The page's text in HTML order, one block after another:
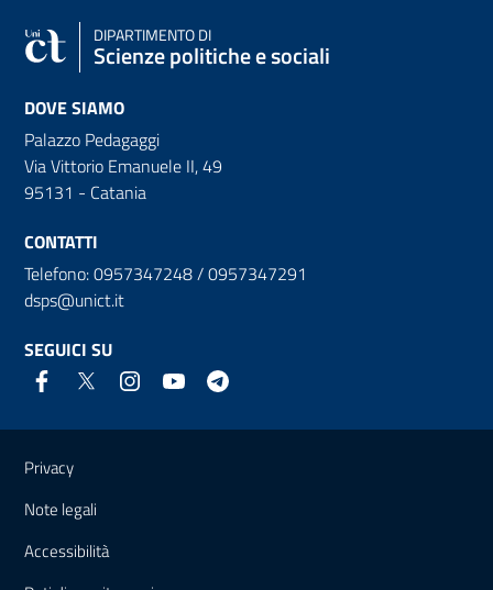
DIPARTIMENTO DI
Scienze politiche e sociali
DOVE SIAMO
Palazzo Pedagaggi
Via Vittorio Emanuele II, 49
95131 - Catania
CONTATTI
Telefono: 0957347248 / 0957347291
dsps@unict.it
SEGUICI SU
Link e informazioni utili
Privacy
Note legali
Accessibilità